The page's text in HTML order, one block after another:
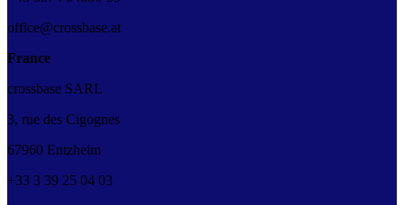
office@crossbase.at
France
crossbase SARL
3, rue des Cigognes
67960 Entzheim
+33 3 39 25 04 03